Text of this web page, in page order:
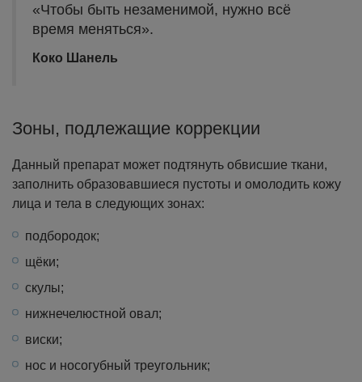
«Чтобы быть незаменимой, нужно всё
время меняться».
Коко Шанель
Зоны, подлежащие коррекции
Данный препарат может подтянуть обвисшие ткани,
заполнить образовавшиеся пустоты и омолодить кожу
лица и тела в следующих зонах:
подбородок;
щёки;
скулы;
нижнечелюстной овал;
виски;
нос и носогубный треугольник;